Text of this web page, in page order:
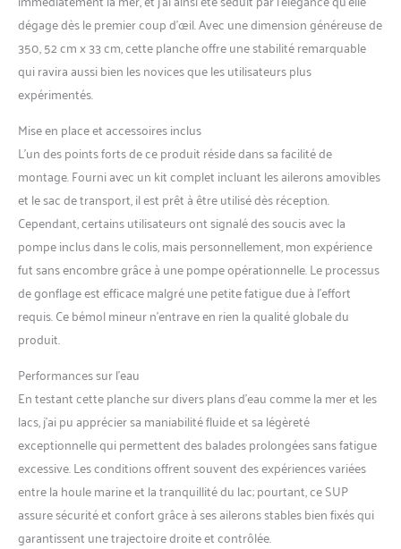
dégage dès le premier coup d’œil. Avec une dimension généreuse de
350, 52 cm x 33 cm, cette planche offre une stabilité remarquable
qui ravira aussi bien les novices que les utilisateurs plus
expérimentés.
Mise en place et accessoires inclus
L’un des points forts de ce produit réside dans sa facilité de
montage. Fourni avec un kit complet incluant les ailerons amovibles
et le sac de transport, il est prêt à être utilisé dès réception.
Cependant, certains utilisateurs ont signalé des soucis avec la
pompe inclus dans le colis, mais personnellement, mon expérience
fut sans encombre grâce à une pompe opérationnelle. Le processus
de gonflage est efficace malgré une petite fatigue due à l’effort
requis. Ce bémol mineur n’entrave en rien la qualité globale du
produit.
Performances sur l’eau
En testant cette planche sur divers plans d’eau comme la mer et les
lacs, j’ai pu apprécier sa maniabilité fluide et sa légèreté
exceptionnelle qui permettent des balades prolongées sans fatigue
excessive. Les conditions offrent souvent des expériences variées
entre la houle marine et la tranquillité du lac; pourtant, ce SUP
assure sécurité et confort grâce à ses ailerons stables bien fixés qui
garantissent une trajectoire droite et contrôlée.